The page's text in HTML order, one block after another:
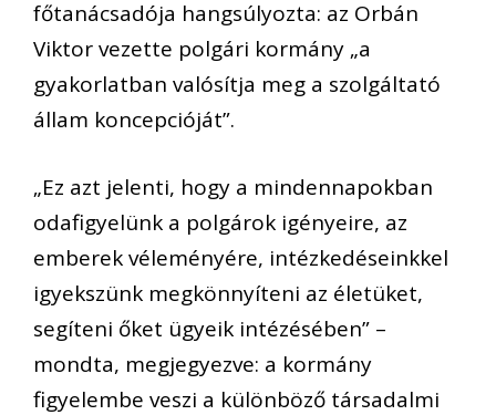
főtanácsadója hangsúlyozta: az Orbán
Viktor vezette polgári kormány „a
gyakorlatban valósítja meg a szolgáltató
állam koncepcióját”.
„Ez azt jelenti, hogy a mindennapokban
odafigyelünk a polgárok igényeire, az
emberek véleményére, intézkedéseinkkel
igyekszünk megkönnyíteni az életüket,
segíteni őket ügyeik intézésében” –
mondta, megjegyezve: a kormány
figyelembe veszi a különböző társadalmi